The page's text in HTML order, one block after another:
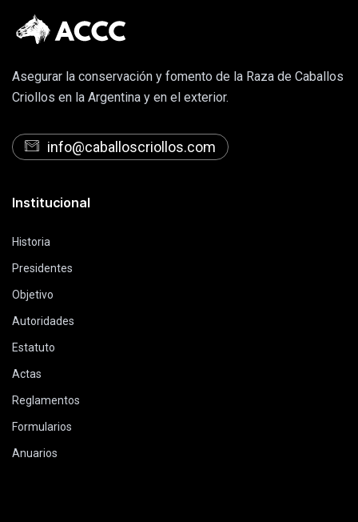
Asegurar la conservación y fomento de la Raza de Caballos
Criollos en la Argentina y en el exterior.
info@caballoscriollos.com
Institucional
Historia
Presidentes
Objetivo
Autoridades
Estatuto
Actas
Reglamentos
Formularios
Anuarios